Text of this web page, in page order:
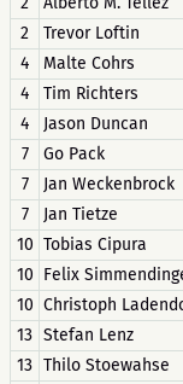
2
Trevor Loftin
4
Malte Cohrs
4
Tim Richters
4
Jason Duncan
7
Go Pack
7
Jan Weckenbrock
7
Jan Tietze
10 Tobias Cipura
10 Felix
10 Christoph
13 Stefan Lenz
13 Thilo Stoewahse